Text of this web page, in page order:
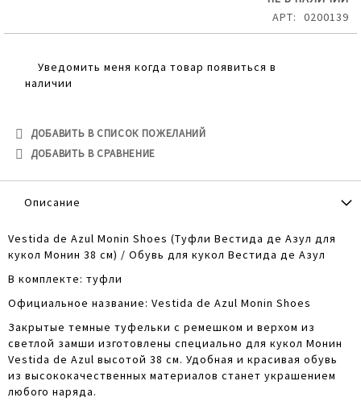
АРТ
0200139
Уведомить меня когда товар появиться в
наличии
ДОБАВИТЬ В СПИСОК ПОЖЕЛАНИЙ
ДОБАВИТЬ В СРАВНЕНИЕ
Описание
Vestida de Azul Monin Shoes (Туфли Вестида де Азул для
кукол Монин 38 см) / Обувь для кукол Вестида де Азул
В комплекте: туфли
Официальное название: Vestida de Azul Monin Shoes
Закрытые темные туфельки с ремешком и верхом из
светлой замши изготовлены специально для кукол Монин
Vestida de Azul высотой 38 см. Удобная и красивая обувь
из высококачественных материалов станет украшением
любого наряда.